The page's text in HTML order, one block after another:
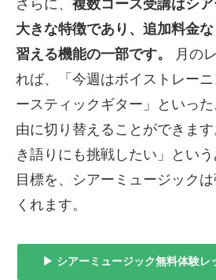
さらに、 複数コース受講はシ
大きな特徴であり、追加料金
習える機能の一部です。
月の
れば、「今週はボイストレー
ースティックギター」といっ
由に切り替えることができま
き語りにも挑戦したい」とい
目標を、シアーミュージック
くれます。
▶ シアーミュージック無料体験レ